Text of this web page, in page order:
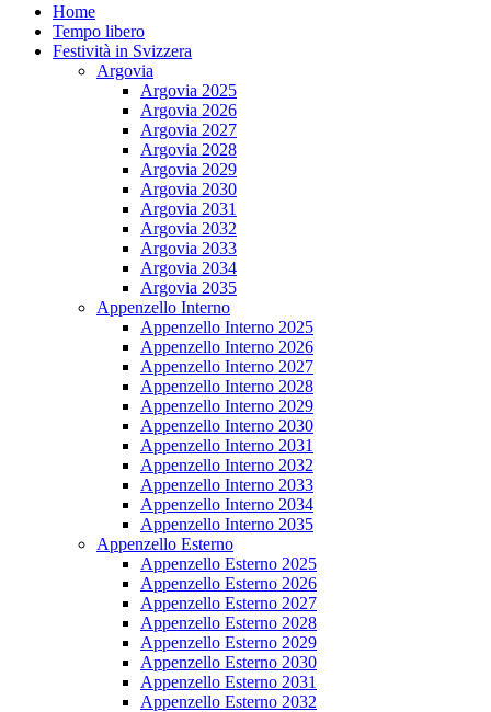
Home
Tempo libero
Festività in Svizzera
Argovia
Argovia 2025
Argovia 2026
Argovia 2027
Argovia 2028
Argovia 2029
Argovia 2030
Argovia 2031
Argovia 2032
Argovia 2033
Argovia 2034
Argovia 2035
Appenzello Interno
Appenzello Interno 2025
Appenzello Interno 2026
Appenzello Interno 2027
Appenzello Interno 2028
Appenzello Interno 2029
Appenzello Interno 2030
Appenzello Interno 2031
Appenzello Interno 2032
Appenzello Interno 2033
Appenzello Interno 2034
Appenzello Interno 2035
Appenzello Esterno
Appenzello Esterno 2025
Appenzello Esterno 2026
Appenzello Esterno 2027
Appenzello Esterno 2028
Appenzello Esterno 2029
Appenzello Esterno 2030
Appenzello Esterno 2031
Appenzello Esterno 2032